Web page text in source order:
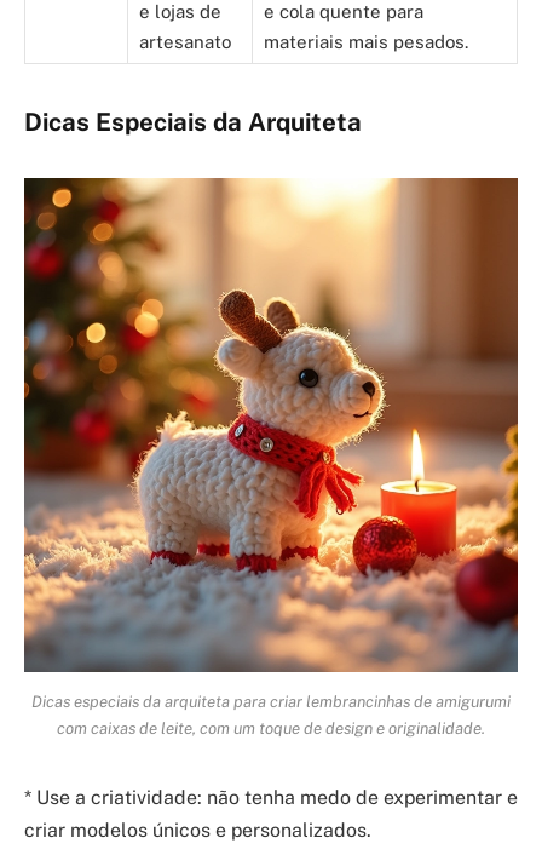
e lojas de
artesanato
e cola quente para
materiais mais pesados.
Dicas Especiais da Arquiteta
Dicas especiais da arquiteta para criar lembrancinhas de amigurumi
com caixas de leite, com um toque de design e originalidade.
* Use a criatividade: não tenha medo de experimentar e
criar modelos únicos e personalizados.